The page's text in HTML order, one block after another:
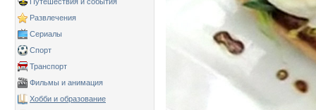
Развлечения
Сериалы
Спорт
Транспорт
Фильмы и анимация
Хобби и образование